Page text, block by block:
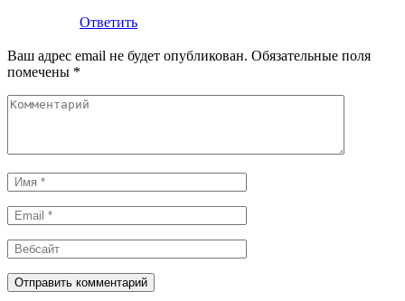
Ответить
Ваш адрес email не будет опубликован. Обязательные поля
помечены *
Комментарий
Имя
*
Email
*
Вебсайт